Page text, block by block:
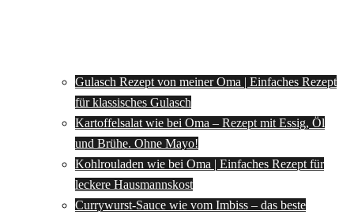
Gulasch Rezept von meiner Oma | Einfaches Rezept
für klassisches Gulasch
Kartoffelsalat wie bei Oma – Rezept mit Essig, Öl
und Brühe. Ohne Mayo!
Kohlrouladen wie bei Oma | Einfaches Rezept für
leckere Hausmannskost
Currywurst-Sauce wie vom Imbiss – das beste